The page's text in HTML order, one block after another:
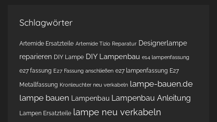
Schlagwörter
Artemide Ersatzteile Artemide Tizio Reparatur Designerlampe
reparieren DIY Lampe DIY Lampenbau e14 lampenfassung
e27 fassung E27 Fassung anschließen e27 lampenfassung E27
Metallfassung Kronleuchter neu verkabeln lampe-bauen.de
lampe bauen
Lampenbau Lampenbau Anleitung
Lampen Ersatzteile lampe neu verkabeln